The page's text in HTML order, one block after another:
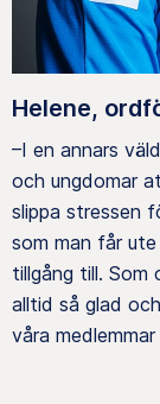
Helene,
–I en annars
och ungdomar
slippa stressen
som man får
tillgång till. Som
alltid så glad
våra